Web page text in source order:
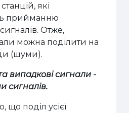
які
прийманню
Отже,
можна поділити на
(шуми).
випадкові сигнали -
сигналів.
поділ усієї